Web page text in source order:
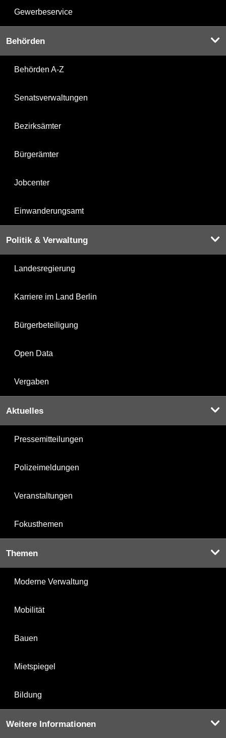
Gewerbeservice
Behörden
Behörden A-Z
Senatsverwaltungen
Bezirksämter
Bürgerämter
Jobcenter
Einwanderungsamt
Politik & Verwaltung
Landesregierung
Karriere im Land Berlin
Bürgerbeteiligung
Open Data
Vergaben
Aktuelles
Pressemitteilungen
Polizeimeldungen
Veranstaltungen
Fokusthemen
Themen
Moderne Verwaltung
Mobilität
Bauen
Mietspiegel
Bildung
Weitere Informationen